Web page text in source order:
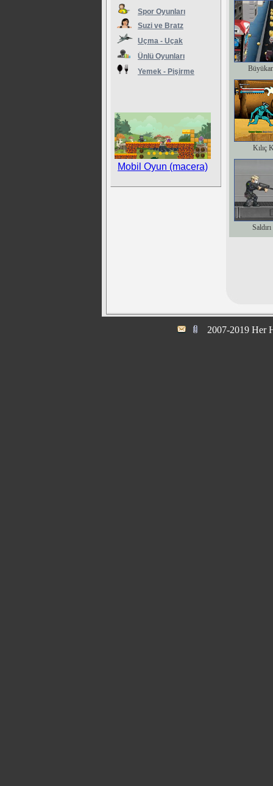
Spor Oyunları
Suzi ve Bratz
Uçma - Uçak
Ünlü Oyunları
Yemek - Pişirme
Mobil Oyun (macera)
Kılıç
2007-2019 Her